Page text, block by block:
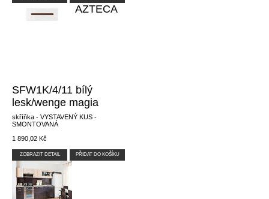
AZTECA
SFW1K/4/11 bílý
lesk/wenge magia
skříňka - VYSTAVENÝ KUS -
SMONTOVANÁ
1 890,02 Kč
ZOBRAZIT DETAIL PŘIDAT DO KOŠÍKU